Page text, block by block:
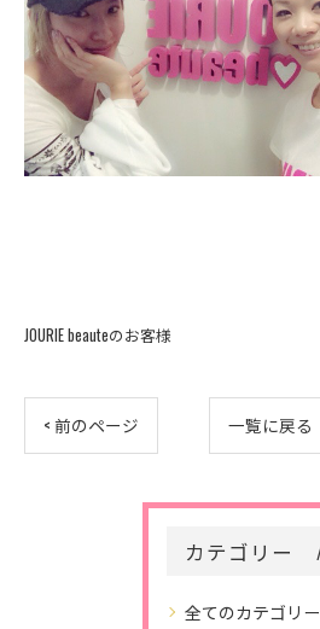
JOURIE beauteのお客様
< 前のページ 一覧に戻る
カテゴリー
全てのカテゴリー